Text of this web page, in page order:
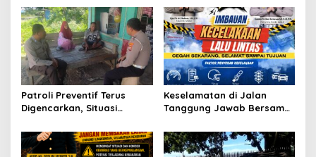
n
Peredaran Senjata Api
Lintas Negara
Disembunyikan di Dapur
Kapal
Patroli Preventif Terus
Digencarkan, Situasi
Morotai Tetap Aman dan
Kondusif
Keselamatan di Jalan
Tanggung Jawab Bersama,
Edukasi Cegah Kecelakaan
Lalu Lintas